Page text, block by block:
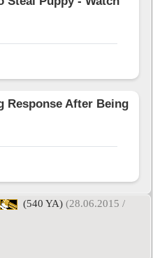
(540 YA) (28.06.2015 /